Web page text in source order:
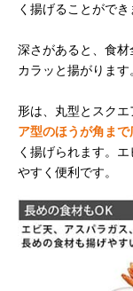
く揚げることができ
深さがあると、食材
カラッと揚がります
形は、丸型とスクエ
ア型のほうが角まで
く揚げられます。
やすく便利です。